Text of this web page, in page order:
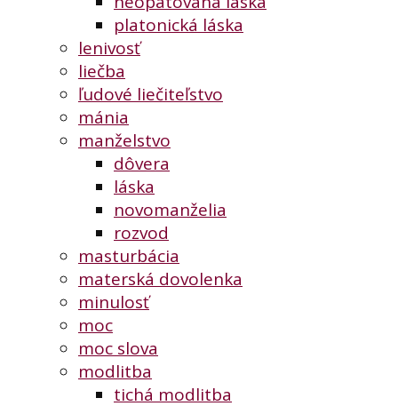
platonická láska
lenivosť
liečba
ľudové liečiteľstvo
mánia
manželstvo
dôvera
láska
novomanželia
rozvod
masturbácia
materská dovolenka
minulosť
moc
moc slova
modlitba
tichá modlitba